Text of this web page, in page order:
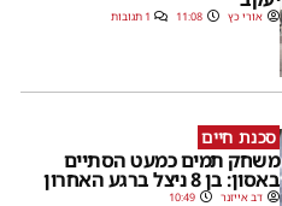
אורי כץ 11:08 1 תגובות
סכנת חיים
משחק תמים כמעט הסתיים
באסון: בן 8 ניצל ברגע האחרון
דב אייזנר 10:49